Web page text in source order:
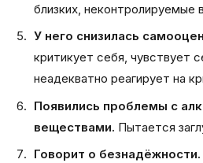
близких, неконтролируемые
У него снизилась
критикует себя, чувствует
неадекватно реагирует на
Появились проблемы с
веществами. Пытается
Говорит о безнадёжности.